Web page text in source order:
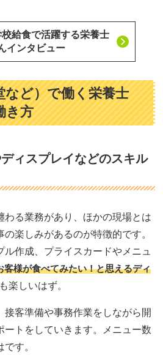
給食で活躍する栄養士
インタビュー
など）で働く栄養士
き方
ィスプレイなどのスキル
わる業務があり、ほかの現場とは
楽しみがあるのが特徴的です。
作成、プライスカードやメニュ
客様が食べてみたい！と思えるディ
楽しいはず。
接客準備や事務作業をしながら開
ートをしていきます。メニュー数
す。